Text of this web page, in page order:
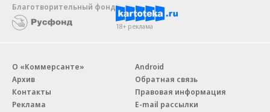
Благотворительный фонд
18+ реклама
О «Коммерсанте»
Архив
Контакты
Реклама
Android
Обратная связь
Правовая информация
E-mail рассылки